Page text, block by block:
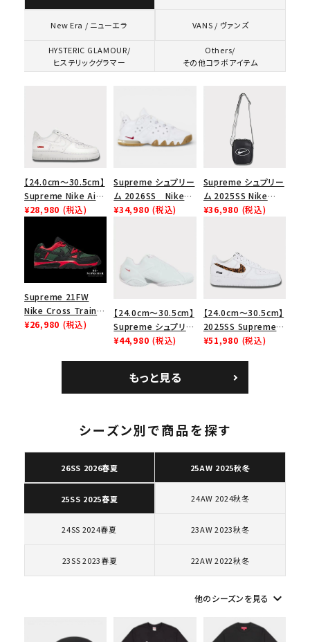
キーワードから探す
2026SS 2025AW 2025SS
Tシャツ・ロングスリーブ
ショルダー・ウエストバッグ
ボックスロゴ ブラックスウェット
カテゴリーから探す
コラボレーションブランドから探す
New Era / ニューエラ VANS / ヴァンズ
HYSTERIC GLAMOUR/
ヒステリックグラマー
Others/
その他コラボアイテム
【24.0cm～30.5cm】
Supreme Nike Air
Force 1 Low シュプ
ース１スニーカー シ
ューズ ホワイト
¥28,980 (税込)
Supreme シュプリー
ム 2026SS Nike
SB Air Max 2 CB 94
¥34,980 (税込)
Supreme シュプリー
ム 2025SS Nike
Leather Shoulder
¥36,980 (税込)
Supreme 21FW
Nike Cross Trainer
Low ナイキクロスト
¥26,980 (税込)
【24.0cm～30.5cm】
Supreme シュプリー
ム 2023AW Nike
カー ホワイト 白
¥44,980 (税込)
【24.0cm～30.5cm】
2025SS Supreme
GOODENOUGH
ムグッドイナフ ナイキ
エアフォース１スニー
ト
¥51,980 (税込)
もっと見る
シーズン別で商品を探す
26SS 2026春夏 25AW 2025秋冬
25SS 2025春夏 24AW 2024秋冬
24SS 2024春夏 23AW 2023秋冬
23SS 2023春夏 22AW 2022秋冬
他のシーズンを見る keyboard_arrow_down